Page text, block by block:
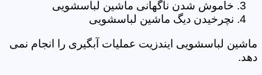
خاموش شدن ناگهانی ماشین لباسشویی
نچرخیدن دیگ ماشین لباسشویی
ماشین لباسشویی ایندزیت عملیات آبگیری را انجام نمی
دهد.